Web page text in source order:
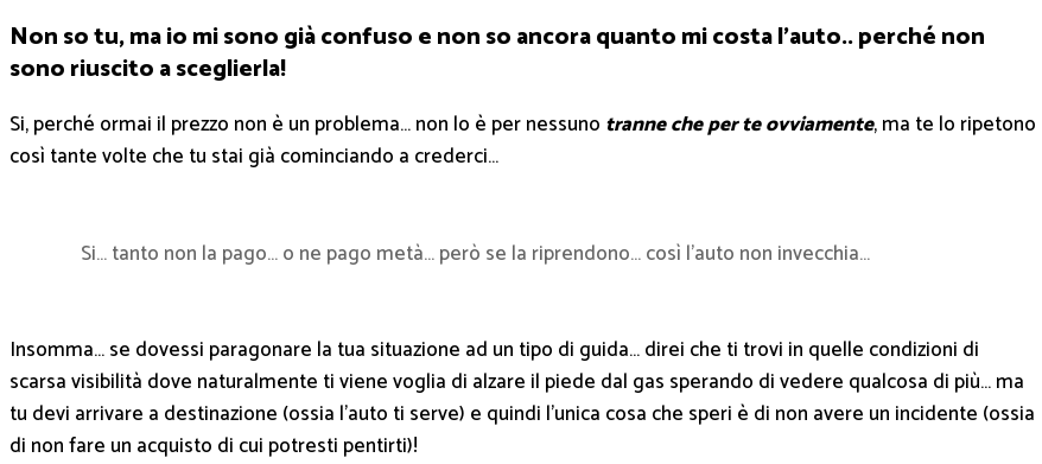
Non so tu, ma io mi sono già confuso e non so ancora quanto mi costa l’auto.. perché non
sono riuscito a sceglierla!
Si, perché ormai il prezzo non è un problema… non lo è per nessuno tranne che per te ovviamente, ma te lo ripetono
così tante volte che tu stai già cominciando a crederci…
Si… tanto non la pago… o ne pago metà… però se la riprendono… così l’auto non invecchia…
Insomma… se dovessi paragonare la tua situazione ad un tipo di guida… direi che ti trovi in quelle condizioni di
scarsa visibilità dove naturalmente ti viene voglia di alzare il piede dal gas sperando di vedere qualcosa di più… ma
tu devi arrivare a destinazione (ossia l’auto ti serve) e quindi l’unica cosa che speri è di non avere un incidente (ossia
di non fare un acquisto di cui potresti pentirti)!